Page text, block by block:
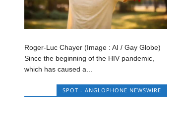
Roger-Luc Chayer (Image : AI / Gay Globe)
Since the beginning of the HIV pandemic,
which has caused a...
SPOT - ANGLOPHONE NEWSWIRE